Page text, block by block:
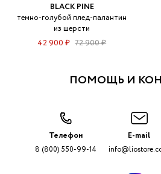
BLACK PINE
темно-голубой плед-палантин
из шерсти
42 900 ₽ 72 900 ₽
ПОМОЩЬ И
Телефон
8 (800) 550-99-14
E-mail